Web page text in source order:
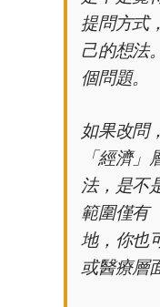
提問方式
己的想法
個問題。
如果改問
「經濟
法，是不
範圍僅有
地，你也
或醫療層